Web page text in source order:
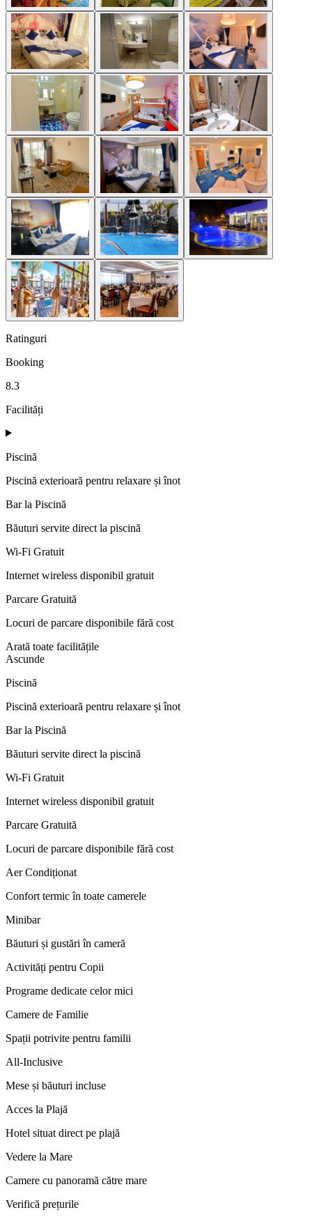
Ratinguri
Booking
8.3
Facilități
Piscină
Piscină exterioară pentru relaxare și înot
Bar la Piscină
Băuturi servite direct la piscină
Wi-Fi Gratuit
Internet wireless disponibil gratuit
Parcare Gratuită
Locuri de parcare disponibile fără cost
Arată toate facilitățile
Ascunde
Piscină
Piscină exterioară pentru relaxare și înot
Bar la Piscină
Băuturi servite direct la piscină
Wi-Fi Gratuit
Internet wireless disponibil gratuit
Parcare Gratuită
Locuri de parcare disponibile fără cost
Aer Condiționat
Confort termic în toate camerele
Minibar
Băuturi și gustări în cameră
Activități pentru Copii
Programe dedicate celor mici
Camere de Familie
Spații potrivite pentru familii
All-Inclusive
Mese și băuturi incluse
Acces la Plajă
Hotel situat direct pe plajă
Vedere la Mare
Camere cu panoramă către mare
Verifică prețurile